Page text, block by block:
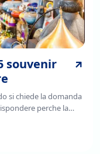
souvenir
si chiede la domanda
perche la
di storia da aquistare,
Turchia da